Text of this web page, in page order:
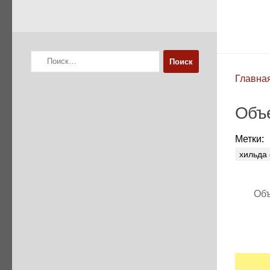
Метки:
хильда
Найти: